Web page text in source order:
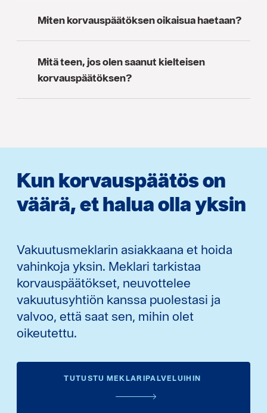
Miten korvauspäätöksen oikaisua haetaan?
Mitä teen, jos olen saanut kielteisen
korvauspäätöksen?
Kun korvauspäätös on
väärä, et halua olla yksin
Vakuutusmeklarin asiakkaana et hoida
vahinkoja yksin. Meklari tarkistaa
korvauspäätökset, neuvottelee
vakuutusyhtiön kanssa puolestasi ja
valvoo, että saat sen, mihin olet
oikeutettu.
TUTUSTU MEKLARIPALVELUIHIN